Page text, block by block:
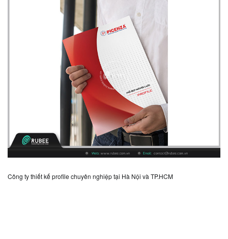
Công ty thiết kế profile chuyên nghiệp tại Hà Nội và TP.HCM